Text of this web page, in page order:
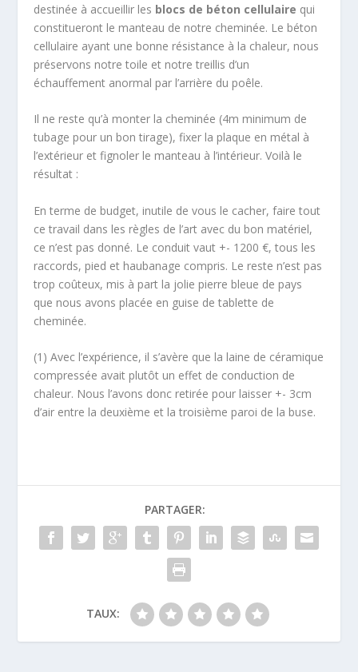
destinée à accueillir les blocs de béton cellulaire qui
constitueront le manteau de notre cheminée. Le béton
cellulaire ayant une bonne résistance à la chaleur, nous
préservons notre toile et notre treillis d’un
échauffement anormal par l’arrière du poêle.
Il ne reste qu’à monter la cheminée (4m minimum de
tubage pour un bon tirage), fixer la plaque en métal à
l’extérieur et fignoler le manteau à l’intérieur. Voilà le
résultat :
En terme de budget, inutile de vous le cacher, faire tout
ce travail dans les règles de l’art avec du bon matériel,
ce n’est pas donné. Le conduit vaut +- 1200 €, tous les
raccords, pied et haubanage compris. Le reste n’est pas
trop coûteux, mis à part la jolie pierre bleue de pays
que nous avons placée en guise de tablette de
cheminée.
(1) Avec l’expérience, il s’avère que la laine de céramique
compressée avait plutôt un effet de conduction de
chaleur. Nous l’avons donc retirée pour laisser +- 3cm
d’air entre la deuxième et la troisième paroi de la buse.
PARTAGER:
TAUX: